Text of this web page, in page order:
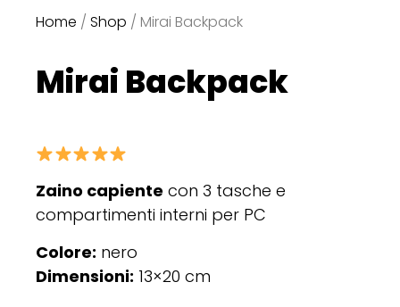
Home / Shop / Mirai Backpack
Mirai Backpack
Zaino capiente con 3 tasche e
compartimenti interni per PC
Colore: nero
Dimensioni: 13×20 cm